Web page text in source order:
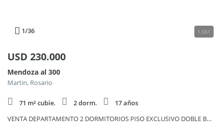
1/36 1.551
USD 230.000
Mendoza al 300
Martin, Rosario
71 m² cubie. 2 dorm.
17 años
VENTA DEPARTAMENTO 2 DORMITORIOS PISO EXCLUSIVO DOBLE BALCON BARRIO MARTIN COCHERA Y BAULERA